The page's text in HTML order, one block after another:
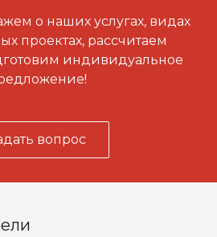
о наших услугах, видах
проектах, рассчитаем
индивидуальное
вопрос